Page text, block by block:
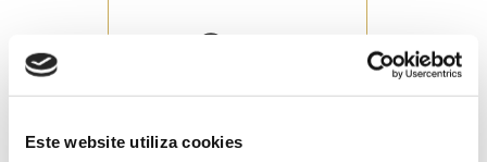
Este website utiliza cookies